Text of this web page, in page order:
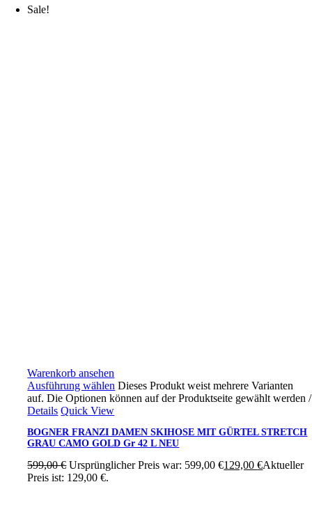
Sale!
Warenkorb ansehen
Ausführung wählen Dieses Produkt weist mehrere Varianten
auf. Die Optionen können auf der Produktseite gewählt werden/
Details Quick View
BOGNER FRANZI DAMEN SKIHOSE MIT GÜRTEL STRETCH
GRAU CAMO GOLD Gr 42 L NEU
599,00€ Ursprünglicher Preis war: 599,00 €129,00€Aktueller
Preis ist: 129,00 €.